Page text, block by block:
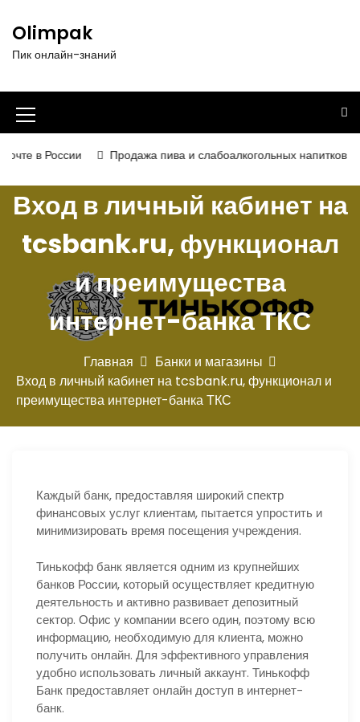
т
к
д
Olimpak
Пик онлайн-знаний
И
к
о
н
к
а
России Продажа пива и слабоалкогольных напитков в 2026
Вход в личный кабинет на
tcsbank.ru, функционал
и преимущества
интернет-банка ТКС
Главная
Банки и магазины
Вход в личный кабинет на tcsbank.ru, функционал и
преимущества интернет-банка ТКС
Каждый банк, предоставляя широкий спектр
финансовых услуг клиентам, пытается упростить и
минимизировать время посещения учреждения.
Тинькофф банк является одним из крупнейших
банков России, который осуществляет кредитную
деятельность и активно развивает депозитный
сектор. Офис у компании всего один, поэтому всю
информацию, необходимую для клиента, можно
получить онлайн. Для эффективного управления
удобно использовать личный аккаунт. Тинькофф
Банк предоставляет онлайн доступ в интернет-
банк.